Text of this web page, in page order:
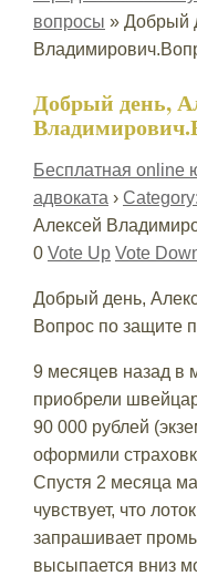
вопросы » Добрый
Добрый день,
Бесплатная online
адвоката ›
Алексей
0 Vote Up Vote
Добрый день,
Вопрос по защите
9 месяцев назад в
приобрели
90 000 рублей
оформили
Спустя 2 месяца
чувствует, что
запрашивает
высыпается вниз